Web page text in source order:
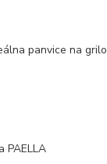
panvice na
PAELLA